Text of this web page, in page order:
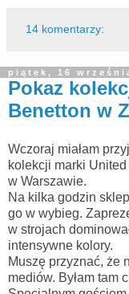
14 komentarzy:
piątek, 16
Pokaz
Benetton w
Wczoraj miałam
kolekcji marki
w Warszawie.
Na kilka godzin
go w wybieg.
w strojach
intensywne kolory.
Muszę przyznać, że
mediów. Byłam tam